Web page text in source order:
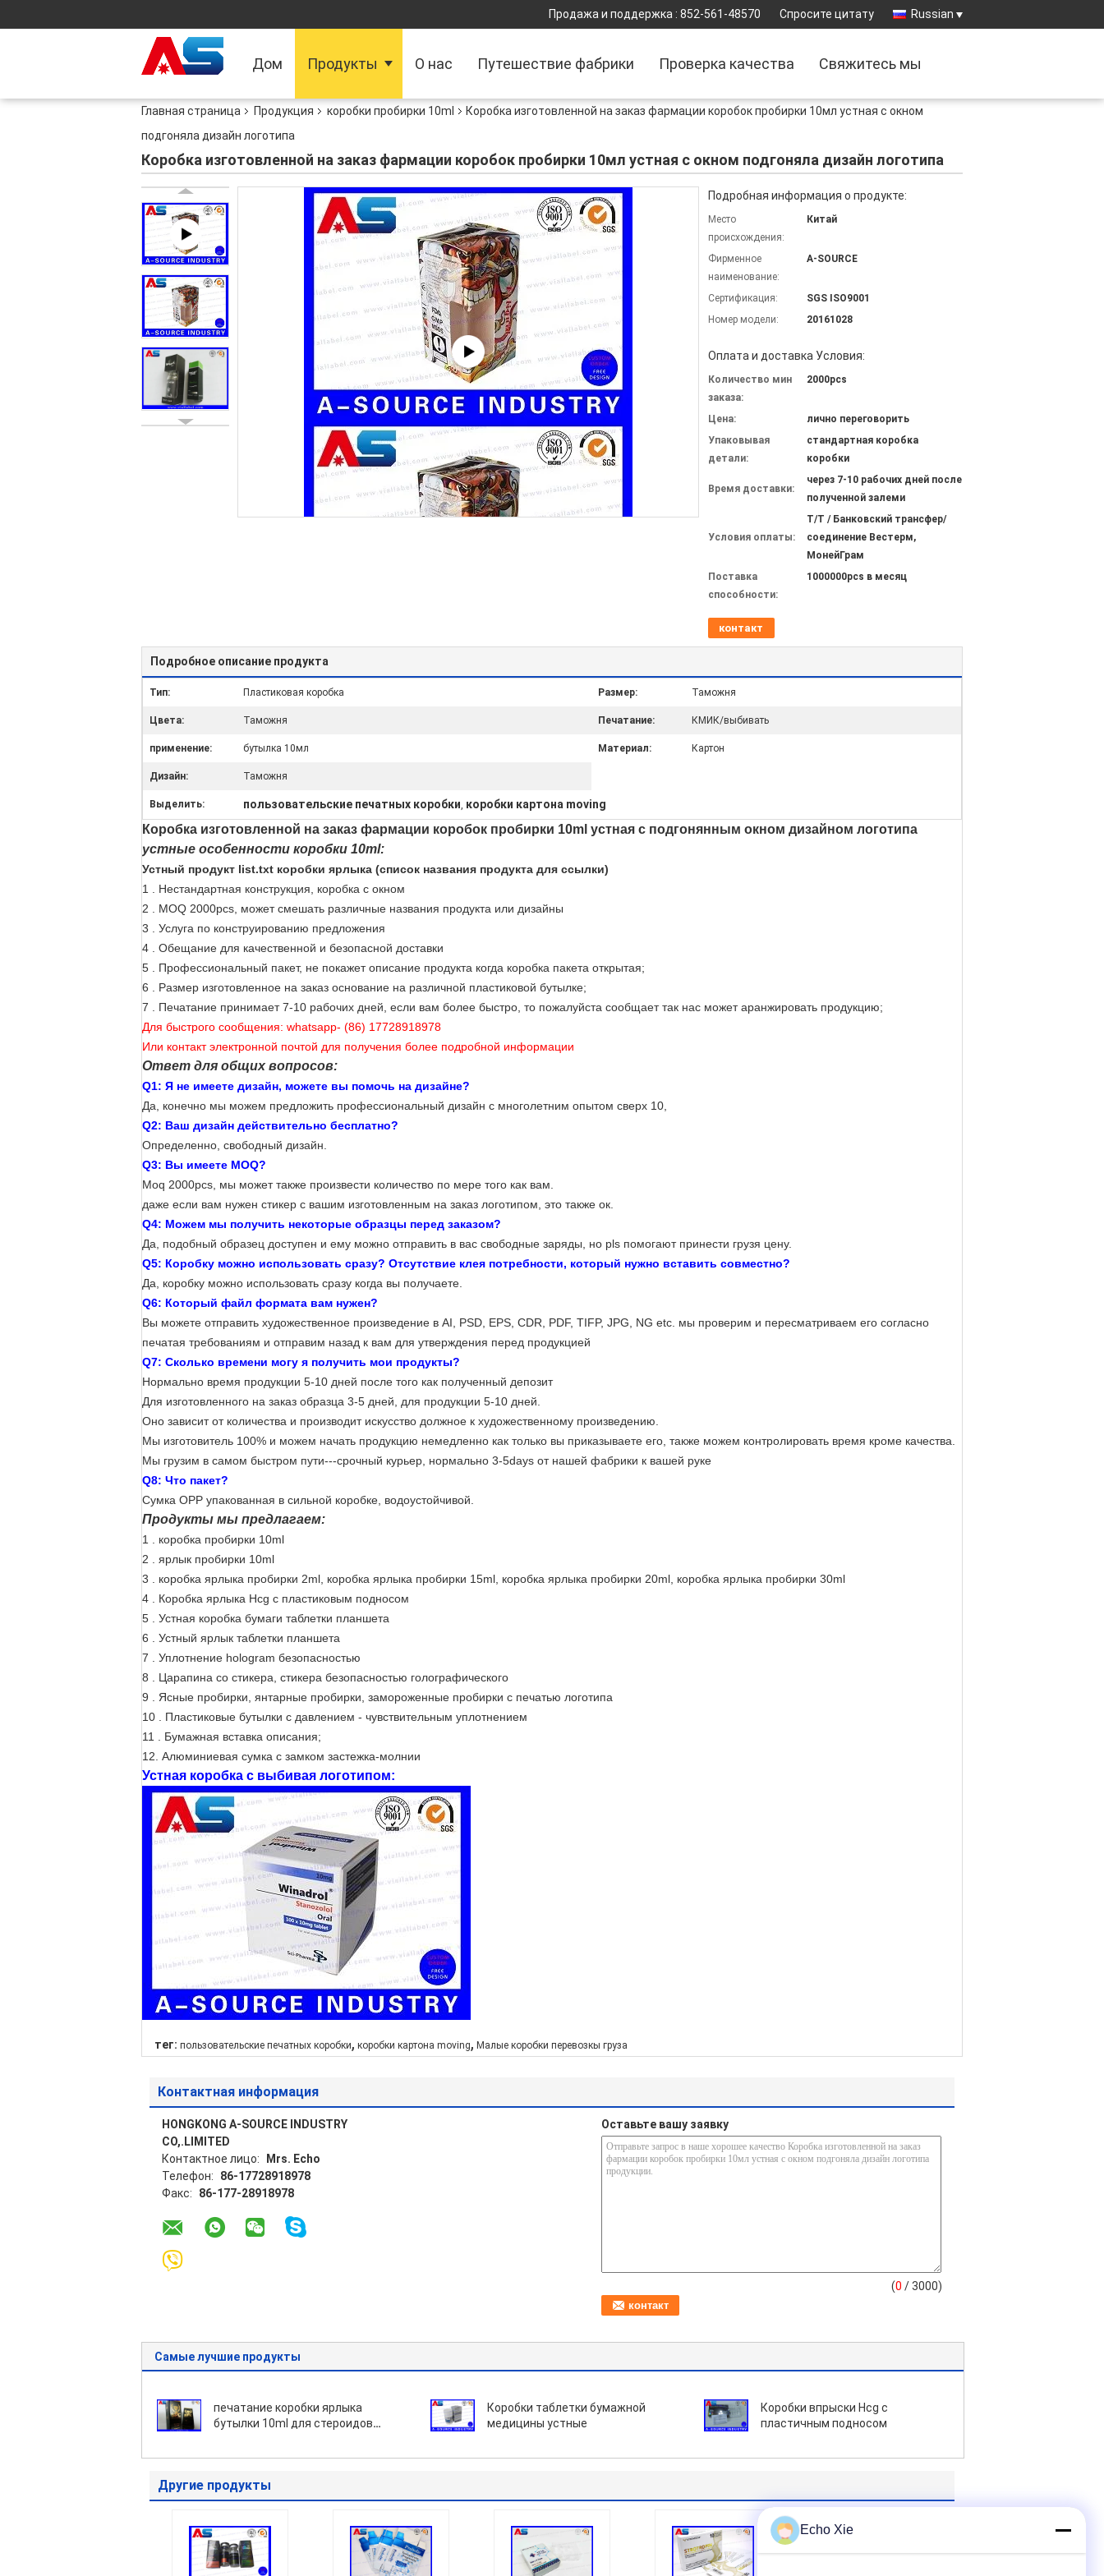
Продажа и поддержка : 852-561-48570 Спросите цитату Russian
Дом Продукты О нас Путешествие фабрики Проверка качества Свяжитесь мы
Главная страница Продукция коробки пробирки 10ml
Коробка изготовленной на заказ фармации коробок пробирки 10мл устная с окном
подгоняла дизайн логотипа
Коробка изготовленной на заказ фармации коробок пробирки 10мл устная с окном подгоняла дизайн логотипа
Подробная информация о продукте:
Место
происхождения:
Китай
Фирменное
наименование:
A-SOURCE
Сертификация:
SGS ISO9001
Номер модели:
20161028
Оплата и доставка Условия:
Количество мин
заказа:
2000pcs
Цена:
лично переговорить
Упаковывая
детали:
стандартная коробка
коробки
Время доставки:
через 7-10 рабочих дней после
полученной залеми
Условия оплаты:
T/T / Банковский трансфер/
соединение Вестерм,
МонейГрам
Поставка
способности:
1000000pcs в месяц
контакт
Подробное описание продукта
Тип: Пластиковая коробка Размер: Таможня
Цвета: Таможня Печатание: КМИК/выбивать
применение: бутылка 10мл Материал: Картон
Дизайн: Таможня
Выделить: пользовательские печатных коробки, коробки картона moving
Коробка изготовленной на заказ фармации коробок пробирки 10ml устная с подгонянным окном дизайном логотипа
устные особенности коробки 10ml:
Устный продукт list.txt коробки ярлыка (список названия продукта для ссылки)
1 . Нестандартная конструкция, коробка с окном
2 . MOQ 2000pcs, может смешать различные названия продукта или дизайны
3 . Услуга по конструированию предложения
4 . Обещание для качественной и безопасной доставки
5 . Профессиональный пакет, не покажет описание продукта когда коробка пакета открытая;
6 . Размер изготовленное на заказ основание на различной пластиковой бутылке;
7 . Печатание принимает 7-10 рабочих дней, если вам более быстро, то пожалуйста сообщает так нас может аранжировать продукцию;
Для быстрого сообщения: whatsapp- (86) 17728918978
Или контакт электронной почтой для получения более подробной информации
Ответ для общих вопросов:
Q1: Я не имеете дизайн, можете вы помочь на дизайне?
Да, конечно мы можем предложить профессиональный дизайн с многолетним опытом сверх 10,
Q2: Ваш дизайн действительно бесплатно?
Определенно, свободный дизайн.
Q3: Вы имеете MOQ?
Moq 2000pcs, мы может также произвести количество по мере того как вам.
даже если вам нужен стикер с вашим изготовленным на заказ логотипом, это также ок.
Q4: Можем мы получить некоторые образцы перед заказом?
Да, подобный образец доступен и ему можно отправить в вас свободные заряды, но pls помогают принести грузя цену.
Q5: Коробку можно использовать сразу? Отсутствие клея потребности, который нужно вставить совместно?
Да, коробку можно использовать сразу когда вы получаете.
Q6: Который файл формата вам нужен?
Вы можете отправить художественное произведение в AI, PSD, EPS, CDR, PDF, TIFP, JPG, NG etc. мы проверим и пересматриваем его согласно
печатая требованиям и отправим назад к вам для утверждения перед продукцией
Q7: Сколько времени могу я получить мои продукты?
Нормально время продукции 5-10 дней после того как полученный депозит
Для изготовленного на заказ образца 3-5 дней, для продукции 5-10 дней.
Оно зависит от количества и производит искусство должное к художественному произведению.
Мы изготовитель 100% и можем начать продукцию немедленно как только вы приказываете его, также можем контролировать время кроме качества.
Мы грузим в самом быстром пути---срочный курьер, нормально 3-5days от нашей фабрики к вашей руке
Q8: Что пакет?
Сумка OPP упакованная в сильной коробке, водоустойчивой.
Продукты мы предлагаем:
1 . коробка пробирки 10ml
2 . ярлык пробирки 10ml
3 . коробка ярлыка пробирки 2ml, коробка ярлыка пробирки 15ml, коробка ярлыка пробирки 20ml, коробка ярлыка пробирки 30ml
4 . Коробка ярлыка Hcg с пластиковым подносом
5 . Устная коробка бумаги таблетки планшета
6 . Устный ярлык таблетки планшета
7 . Уплотнение hologram безопасностью
8 . Царапина со стикера, стикера безопасностью голографического
9 . Ясные пробирки, янтарные пробирки, замороженные пробирки с печатью логотипа
10 . Пластиковые бутылки с давлением - чувствительным уплотнением
11 . Бумажная вставка описания;
12. Алюминиевая сумка с замком застежка-молнии
Устная коробка с выбивая логотипом:
тег: пользовательские печатных коробки, коробки картона moving, Малые коробки перевозкы груза
Контактная информация
HONGKONG A-SOURCE INDUSTRY
CO,.LIMITED
Контактное лицо:
Mrs. Echo
Телефон:
86-17728918978
Факс:
86-177-28918978
Оставьте вашу заявку
(0 / 3000)
Самые лучшие продукты
печатание коробки ярлыка
бутылки 10ml для стероидов
Коробки таблетки бумажной
медицины устные
Коробки впрыски Hcg с
пластичным подносом
Другие продукты
Echo Xie